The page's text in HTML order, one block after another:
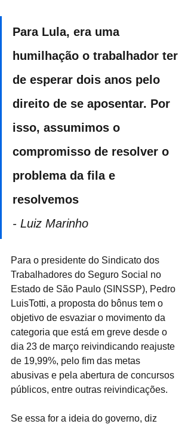
Para Lula, era uma
humilhação o trabalhador ter
de esperar dois anos pelo
direito de se aposentar. Por
isso, assumimos o
compromisso de resolver o
problema da fila e
resolvemos
- Luiz Marinho
Para o presidente do Sindicato dos
Trabalhadores do Seguro Social no
Estado de São Paulo (SINSSP), Pedro
LuisTotti, a proposta do bônus tem o
objetivo de esvaziar o movimento da
categoria que está em greve desde o
dia 23 de março reivindicando reajuste
de 19,99%, pelo fim das metas
abusivas e pela abertura de concursos
públicos, entre outras reivindicações.
Se essa for a ideia do governo, diz